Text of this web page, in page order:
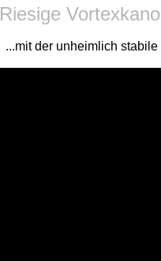
Riesige
...mit der unheimlich